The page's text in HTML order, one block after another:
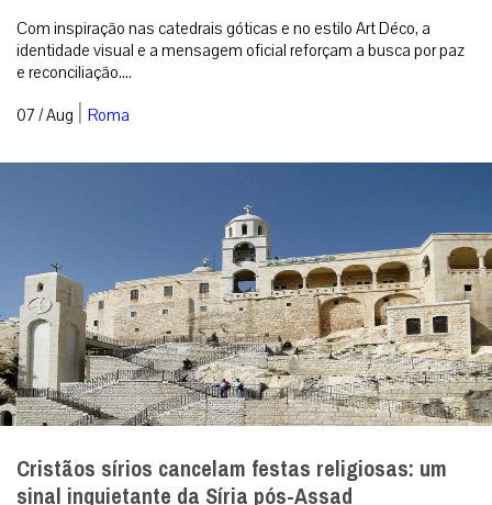
Com inspiração nas catedrais góticas e no estilo Art Déco, a
identidade visual e a mensagem oficial reforçam a busca por paz
e reconciliação....
07 / Aug | Roma
Cristãos sírios cancelam festas religiosas: um
sinal inquietante da Síria pós-Assad